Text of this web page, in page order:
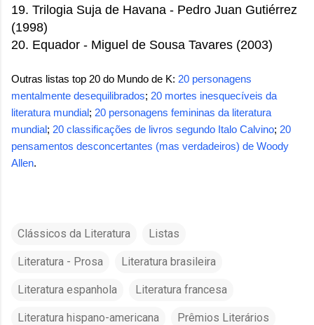
19. Trilogia Suja de Havana - Pedro Juan Gutiérrez
(1998)
20. Equador - Miguel de Sousa Tavares (2003)
Outras listas top 20 do Mundo de K: 20 personagens
mentalmente desequilibrados; 20 mortes inesquecíveis da
literatura mundial; 20 personagens femininas da literatura
mundial; 20 classificações de livros segundo Italo Calvino; 20
pensamentos desconcertantes (mas verdadeiros) de Woody
Allen.
Clássicos da Literatura Listas
Literatura - Prosa Literatura brasileira
Literatura espanhola Literatura francesa
Literatura hispano-americana
Prêmios Literários